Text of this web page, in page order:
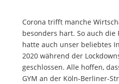
Corona trifft manche
besonders hart. So auch die
hatte auch unser beliebtes
2020 während der
geschlossen. Alle hoffen,
GYM an der Köln-Berliner-